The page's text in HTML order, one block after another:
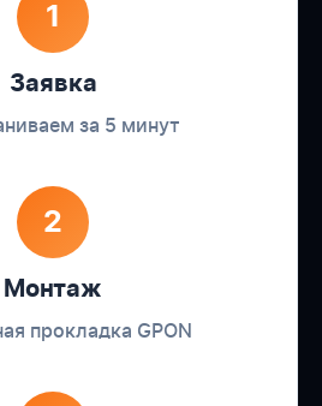
1
Заявка
за 5 минут
2
Монтаж
прокладка GPON